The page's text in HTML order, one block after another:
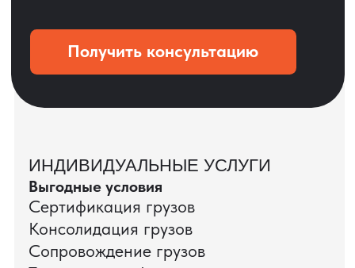
Оставить заявку
КЕЙС ПАО «РОСТЕЛЕКОМ»
ПАО «Ростелеком» доверяет нам полный
цикл международных поставок — от
поиска и проверки поставщиков до
доставки оборудования.